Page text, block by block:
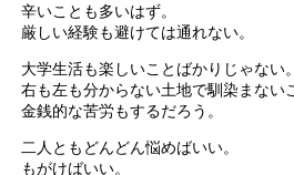
辛いことも多いはず。
厳しい経験も避けては通れない。
大学生活も楽しいことばかりじゃない。
右も左も分からない土地で馴染まない
金銭的な苦労もするだろう。
二人ともどんどん悩めばいい。
もがけばいい。